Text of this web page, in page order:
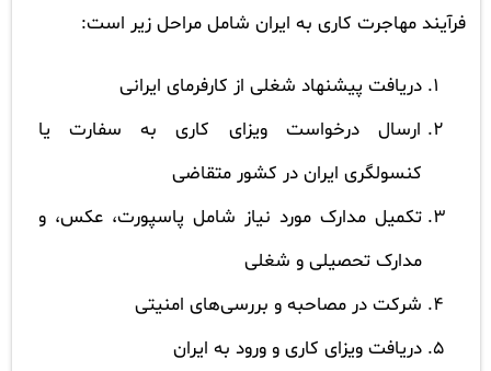
فرآیند مهاجرت کاری به ایران شامل مراحل زیر است:
دریافت پیشنهاد شغلی از کارفرمای ایرانی
ارسال درخواست ویزای کاری به سفارت یا
کنسولگری ایران در کشور متقاضی
تکمیل مدارک مورد نیاز شامل پاسپورت، عکس، و
مدارک تحصیلی و شغلی
شرکت در مصاحبه و بررسی‌های امنیتی
دریافت ویزای کاری و ورود به ایران